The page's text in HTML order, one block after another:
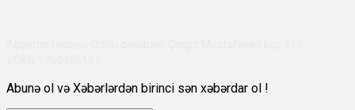
Abunə ol və Xəbərlərdən birinci sən xəbərdar ol !